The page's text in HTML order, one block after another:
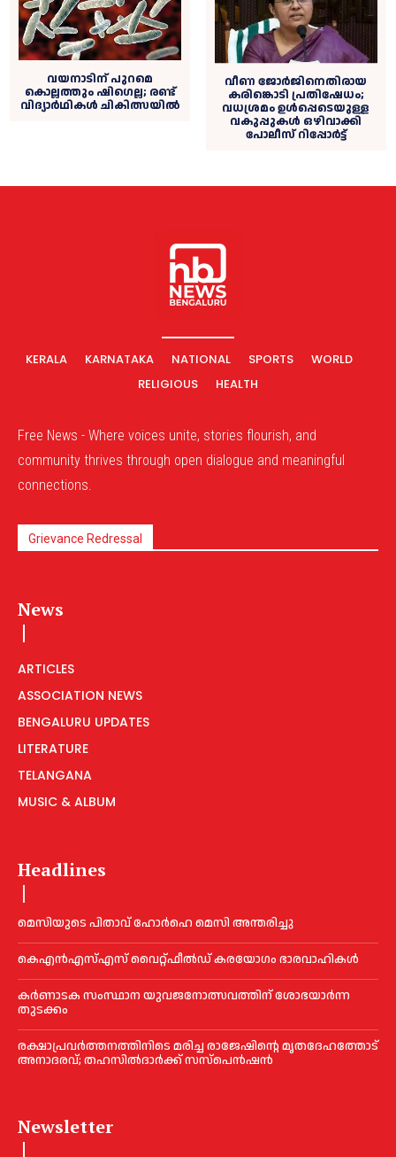
വയനാടിന് പുറമെ
കൊല്ലത്തും ഷിഗെല്ല; രണ്ട്
വിദ്യാര്‍ഥികള്‍ ചികിത്സയില്‍
വീണ ജോര്‍ജിനെതിരായ
കരിങ്കൊടി പ്രതിഷേധം;
വധശ്രമം ഉള്‍പ്പെടെയുള്ള
വകുപ്പുകള്‍ ഒഴിവാക്കി
പോലീസ് റിപ്പോര്‍ട്ട്
KERALA KARNATAKA NATIONAL SPORTS
WORLD
RELIGIOUS
HEALTH
Free News - Where voices unite, stories flourish, and
community thrives through open dialogue and meaningful
connections.
Grievance Redressal
News
ARTICLES
ASSOCIATION NEWS
BENGALURU UPDATES
LITERATURE
TELANGANA
MUSIC & ALBUM
Headlines
മെ​സിയുടെ പിതാവ് ഹോർഹെ മെ​സി അന്തരിച്ചു
കെഎൻഎസ്എസ് വൈറ്റ്ഫീൽഡ് കരയോഗം ഭാരവാഹികള്‍
കര്‍ണാടക സംസ്ഥാന യുവജനോത്സവത്തിന് ശോഭയാർന്ന
തുടക്കം
രക്ഷാപ്രവർത്തനത്തിനിടെ മരിച്ച രാജേഷിന്റെ മൃതദേഹത്തോട്
അനാദരവ്; തഹസിൽദാർക്ക് സസ്പെൻഷൻ
Newsletter